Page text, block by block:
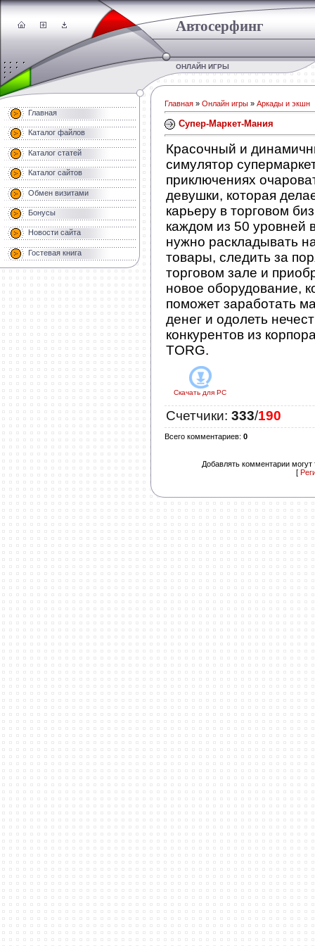
Автосерфинг
ОНЛАЙН ИГРЫ
Главная
Каталог файлов
Каталог статей
Каталог сайтов
Обмен визитами
Бонусы
Новости сайта
Гостевая книга
Главная » Онлайн игры » Аркады и экшн
Супер-Маркет-Мания
Красочный и
симулятор
приключениях
девушки, которая
карьеру в торговом
каждом из 50 уровней
нужно раскладывать
товары, следить за
торговом зале и
новое оборудование,
поможет заработать
денег и одолеть
конкурентов из
TORG.
Скачать для PC
Счетчики: 333/190
Всего комментариев: 0
Добавлять комментарии могут
[